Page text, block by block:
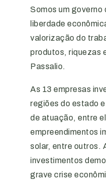
Somos um governo
liberdade
valorização do
produtos, riquezas
Passalio.
As 13 empresas
regiões do estado
de atuação, entre
empreendimentos
solar, entre outros.
investimentos
grave crise